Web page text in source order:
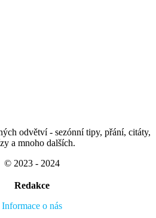
odvětví - sezónní tipy, přání, citáty,
a mnoho dalších.
© 2023 - 2024
Redakce
Informace o nás